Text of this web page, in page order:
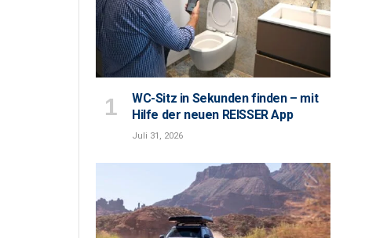
WC-Sitz in Sekunden finden – mit
Hilfe der neuen REISSER App
Juli 31, 2026